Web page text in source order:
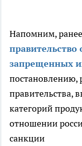
Напомним,
правительство
запрещенных
постановлению,
правительства,
категорий
отношении
санкции